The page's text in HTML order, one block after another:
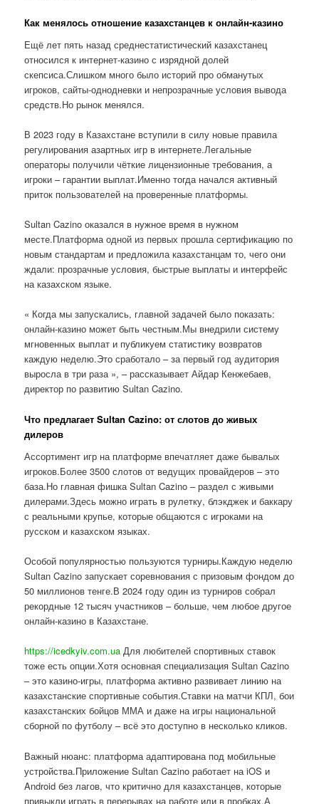
Как менялось отношение казахстанцев к онлайн-казино
Ещё лет пять назад среднестатистический казахстанец
относился к интернет-казино с изрядной долей
скепсиса.Слишком много было историй про обманутых
игроков, сайты-однодневки и непрозрачные условия вывода
средств.Но рынок менялся.
В 2023 году в Казахстане вступили в силу новые правила
регулирования азартных игр в интернете.Легальные
операторы получили чёткие лицензионные требования, а
игроки – гарантии выплат.Именно тогда начался активный
приток пользователей на проверенные платформы.
Sultan Cazino оказался в нужное время в нужном
месте.Платформа одной из первых прошла сертификацию по
новым стандартам и предложила казахстанцам то, чего они
ждали: прозрачные условия, быстрые выплаты и интерфейс
на казахском языке.
« Когда мы запускались, главной задачей было показать:
онлайн-казино может быть честным.Мы внедрили систему
мгновенных выплат и публикуем статистику возвратов
каждую неделю.Это сработало – за первый год аудитория
выросла в три раза », – рассказывает Айдар Кенжебаев,
директор по развитию Sultan Cazino.
Что предлагает Sultan Cazino: от слотов до живых
дилеров
Ассортимент игр на платформе впечатляет даже бывалых
игроков.Более 3500 слотов от ведущих провайдеров – это
база.Но главная фишка Sultan Cazino – раздел с живыми
дилерами.Здесь можно играть в рулетку, блэкджек и баккару
с реальными крупье, которые общаются с игроками на
русском и казахском языках.
Особой популярностью пользуются турниры.Каждую неделю
Sultan Cazino запускает соревнования с призовым фондом до
50 миллионов тенге.В 2024 году один из турниров собрал
рекордные 12 тысяч участников – больше, чем любое другое
онлайн-казино в Казахстане.
https://icedkyiv.com.ua Для любителей спортивных ставок
тоже есть опции.Хотя основная специализация Sultan Cazino
– это казино-игры, платформа активно развивает линию на
казахстанские спортивные события.Ставки на матчи КПЛ, бои
казахстанских бойцов ММА и даже на игры национальной
сборной по футболу – всё это доступно в несколько кликов.
Важный нюанс: платформа адаптирована под мобильные
устройства.Приложение Sultan Cazino работает на iOS и
Android без лагов, что критично для казахстанцев, которые
привыкли играть в перерывах на работе или в пробках.А